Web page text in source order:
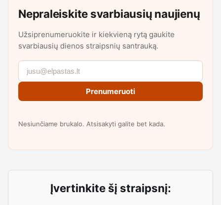
Nepraleiskite svarbiausių naujienų
Užsiprenumeruokite ir kiekvieną rytą gaukite
svarbiausių dienos straipsnių santrauką.
Prenumeruoti
Nesiunčiame brukalo. Atsisakyti galite bet kada.
Įvertinkite šį straipsnį: